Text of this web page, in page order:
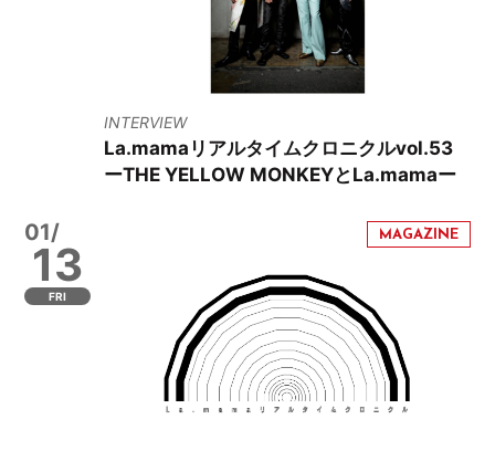
INTERVIEW
La.mamaリアルタイムクロニクルvol.53
ーTHE YELLOW MONKEYとLa.mamaー
01/
13
FRI